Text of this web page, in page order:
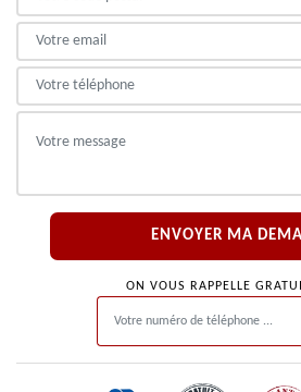
ON VOUS RAPPELLE